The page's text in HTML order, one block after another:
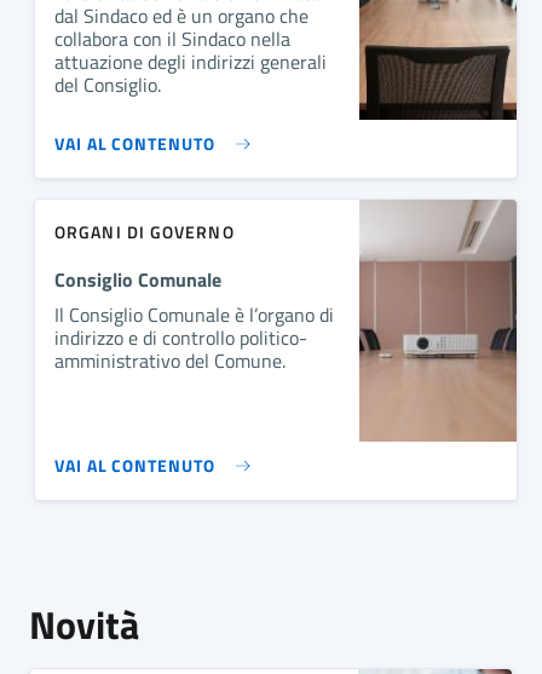
dal Sindaco ed è un organo che
collabora con il Sindaco nella
attuazione degli indirizzi generali
del Consiglio.
VAI AL CONTENUTO
ORGANI DI GOVERNO
Consiglio Comunale
Il Consiglio Comunale è l’organo di
indirizzo e di controllo politico-
amministrativo del Comune.
VAI AL CONTENUTO
Novità